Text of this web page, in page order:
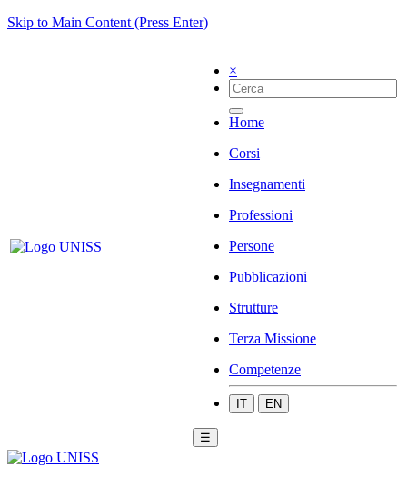
Skip to Main Content (Press Enter)
×
Home
Corsi
Insegnamenti
Professioni
Persone
Pubblicazioni
Strutture
Terza Missione
Competenze
IT EN
☰